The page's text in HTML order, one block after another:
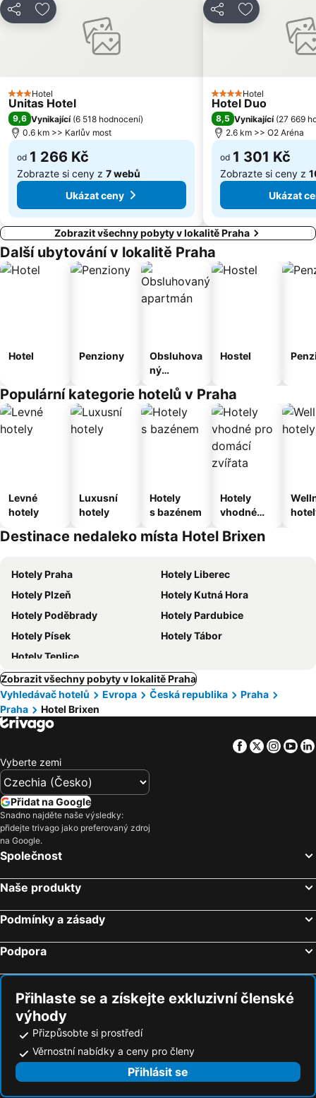
Řepy
Nemocnice Motol Metro Station
Náměstí Republiky
Výstaviště Letňany - PVA EXPO
Zámek Loučeň
Libuš
Čakovice
Centrum Černý Most
Sdílet Přidat na seznam oblíbených hotelů
3 Počet hvězdiček
Hotel
Unitas Hotel
9,6 Vynikající (6 518 hodnocení)
0.6 km >> Karlův most
od 1 266 Kč
Zobrazte si ceny z 7 webů
Ukázat ceny
Sdílet Přidat na
4 Počet hvězdiček
Hotel
Hotel Duo
8,5 Vynikající (27 669
2.6 km >> O2 Aréna
od 1 301 Kč
Zobrazte si ceny z
Ukázat
Zobrazit všechny pobyty v lokalitě Praha
Další ubytování v lokalitě Praha
Hotel Penziony
Obsluhova
ný
Hostel
Populární kategorie hotelů v Praha
Levné
hotely
Luxusní
hotely
Hotely
s bazénem
Hotely
vhodné
domácí
Destinace nedaleko místa Hotel Brixen
Hotely Praha
Hotely Liberec
Hotely Plzeň
Hotely Kutná Hora
Hotely Poděbrady
Hotely Pardubice
Hotely Písek
Hotely Tábor
Hotely Teplice
Zobrazit všechny pobyty v lokalitě Praha
Vyhledávač hotelů
Evropa Česká republika
Praha
Praha
Hotel Brixen
Facebook
Twitter
Vyberte zemi
Přidat na Google
Snadno najděte naše výsledky:
přidejte trivago jako preferovaný zdroj
na Google.
Společnost
Naše produkty
Podmínky a zásady
Podpora
Přihlaste se a získejte exkluzivní členské
výhody
Přizpůsobte si prostředí
Věrnostní nabídky a ceny pro členy
Přihlásit se